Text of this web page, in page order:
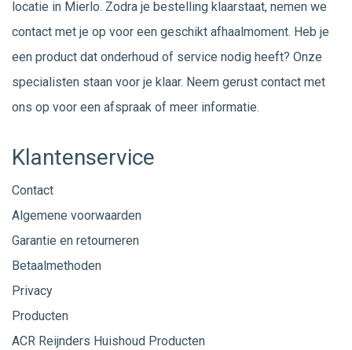
locatie in Mierlo. Zodra je bestelling klaarstaat, nemen we
contact met je op voor een geschikt afhaalmoment. Heb je
een product dat onderhoud of service nodig heeft? Onze
specialisten staan voor je klaar. Neem gerust contact met
ons op voor een afspraak of meer informatie.
Klantenservice
Contact
Algemene voorwaarden
Garantie en retourneren
Betaalmethoden
Privacy
Producten
ACR Reijnders Huishoud Producten